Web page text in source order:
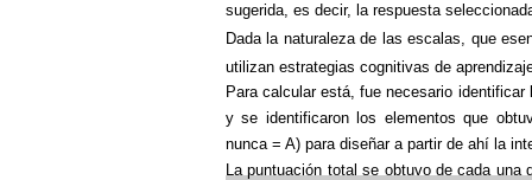
sugerida, es decir, la respuesta
Dada la naturaleza de las escalas, que
utilizan estrategias cognitivas de
Para calcular está, fue necesario
y se identificaron los elementos que
nunca = A) para diseñar a partir de ahí la
La puntuación total se obtuvo de cada